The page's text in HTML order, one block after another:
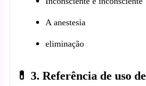
A anestesia
eliminação
💊 3. Referência de uso de